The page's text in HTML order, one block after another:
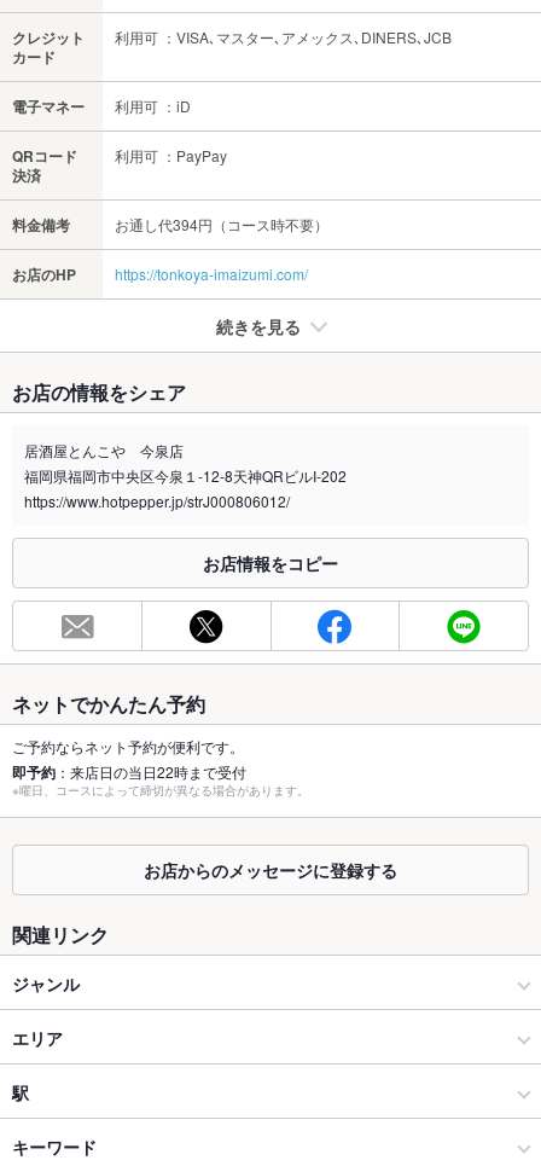
クレジット
カード
利用可 ：VISA､マスター､アメックス､DINERS､JCB
電子マネー 利用可 ：iD
QRコード
決済
利用可 ：PayPay
料金備考 お通し代394円（コース時不要）
お店のHP https://tonkoya-imaizumi.com/
続きを見る
禁煙・喫煙
全席禁煙
合はご相談下さい。
喫煙専用室 なし
お席
総席数
70席(掘りごたつ40席：テーブル12席：個室12名：カウンター6
席)
最大宴会収
70人(会社宴会・地元のお集りなど大人数宴会歓迎！)
個室 あり ：最大12名迄OK！人気の席のご予約はお早めに。
す。
掘りごたつ
あり ：4名席と6名席がございます。ゆったりお食事をお楽しみ
ソファー
なし ：ソファー席はありませんが、ゆったりできる掘りごたつ
席がございます。
テラス席
お店の情報をシェア
居酒屋とんこや 今泉店
福岡県福岡市中央区今泉１-12-8天神QRビルI-202
https://www.hotpepper.jp/strJ000806012/
お店情報をコピー
ネットでかんたん予約
ご予約ならネット予約が便利です。
即予約 ：来店日の当日22時まで受付
※曜日、コースによって締切が異なる場合があります。
お店からのメッセージに登録する
関連リンク
ジャンル
居酒屋
和風
天神・西中洲・春吉 × 居酒屋
エリア
天神
天神 × 居酒屋
駅
天神駅
キーワード